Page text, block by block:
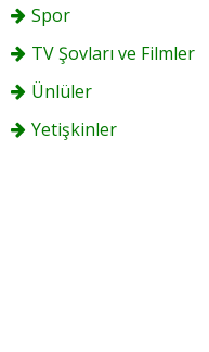
Spor
TV Şovları ve Filmler
Ünlüler
Yetişkinler